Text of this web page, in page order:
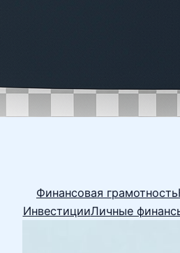
Финансовая грамотность
ИнвестицииЛичные